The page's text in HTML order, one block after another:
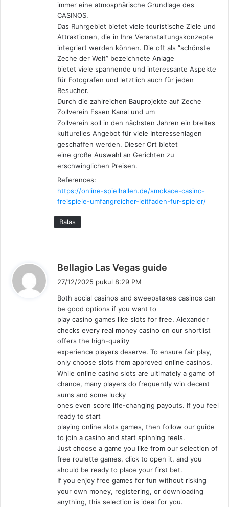
immer eine atmosphärische Grundlage des
CASINOS.
Das Ruhrgebiet bietet viele touristische Ziele und
Attraktionen, die in Ihre Veranstaltungskonzepte
integriert werden können. Die oft als “schönste
Zeche der Welt” bezeichnete Anlage
bietet viele spannende und interessante Aspekte
für Fotografen und letztlich auch für jeden
Besucher.
Durch die zahlreichen Bauprojekte auf Zeche
Zollverein Essen Kanal und um
Zollverein soll in den nächsten Jahren ein breites
kulturelles Angebot für viele Interessenlagen
geschaffen werden. Dieser Ort bietet
eine große Auswahl an Gerichten zu
erschwinglichen Preisen.
References:
https://online-spielhallen.de/smokace-casino-
freispiele-umfangreicher-leitfaden-fur-spieler/
Balas
Bellagio Las Vegas guide
k
t
27/12/2025 pukul 8:29 PM
Both social casinos and sweepstakes casinos can
be good options if you want to
play casino games like slots for free. Alexander
checks every real money casino on our shortlist
offers the high-quality
experience players deserve. To ensure fair play,
only choose slots from approved online casinos.
While online casino slots are ultimately a game of
chance, many players do frequently win decent
sums and some lucky
ones even score life-changing payouts. If you feel
ready to start
playing online slots games, then follow our guide
to join a casino and start spinning reels.
Just choose a game you like from our selection of
free roulette games, click to open it, and you
should be ready to place your first bet.
If you enjoy free games for fun without risking
your own money, registering, or downloading
anything, this selection is ideal for you.